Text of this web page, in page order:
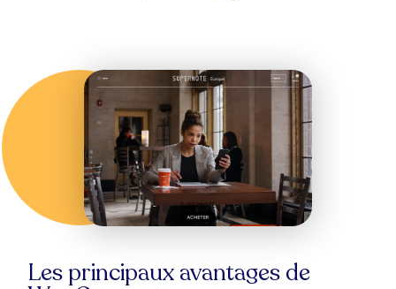
Les principaux avantages de